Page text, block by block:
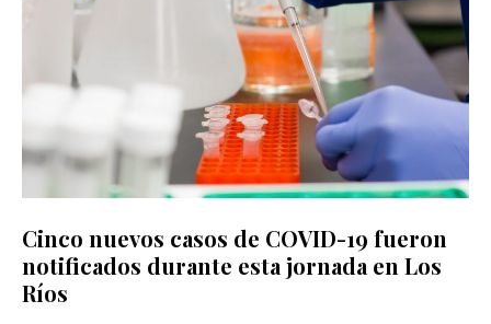
Cinco nuevos casos de COVID-19 fueron
notificados durante esta jornada en Los
Ríos